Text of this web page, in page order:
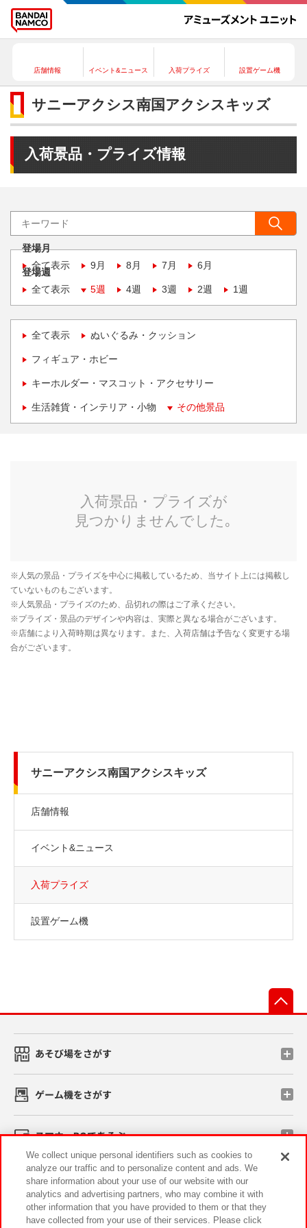
店舗情報 イベント&ニュース 入荷プライズ 設置ゲーム機
サニーアクシス南国アクシスキッズ
入荷景品・プライズ情報
登場月
全て表示
9月 8月 7月 6月
登場週
全て表示
5週 4週 3週 2週 1週
全て表示 ぬいぐるみ・クッション
フィギュア・ホビー
キーホルダー・マスコット・アクセサリー
生活雑貨・インテリア・小物 その他景品
サニーアクシス南国アクシスキッズ
店舗情報
イベント&ニュース
入荷プライズ
設置ゲーム機
あそび場をさがす
ゲーム機をさがす
スマホ・PCであそぶ
イベント・キャンペーン
We collect unique personal identifiers such as cookies to
analyze our traffic and to personalize content and ads. We
share information about your use of our website with our
analytics and advertising partners, who may combine it with
other information that you have provided to them or that they
have collected from your use of their services. Please click